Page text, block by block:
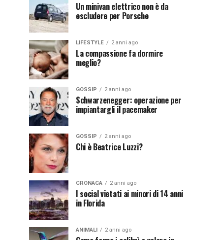
Un minivan elettrico non è da
escludere per Porsche
LIFESTYLE 2 anni ago
La compassione fa dormire
meglio?
GOSSIP 2 anni ago
Schwarzenegger: operazione per
impiantargli il pacemaker
GOSSIP 2 anni ago
Chi è Beatrice Luzzi?
CRONACA 2 anni ago
I social vietati ai minori di 14 anni
in Florida
ANIMALI 2 anni ago